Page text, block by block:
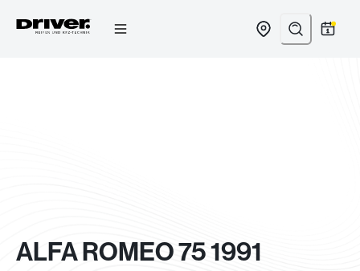
ALFA ROMEO 75 1991